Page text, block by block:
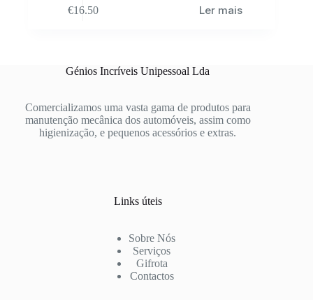
€16.50 Ler mais
Génios Incríveis Unipessoal Lda
Comercializamos uma vasta gama de produtos para
manutenção mecânica dos automóveis, assim como
higienização, e pequenos acessórios e extras.
Links úteis
Sobre Nós
Serviços
Gifrota
Contactos